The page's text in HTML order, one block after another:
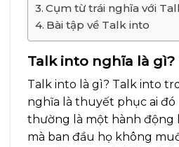
Cụm từ trái nghĩa với
Bài tập về Talk into
Talk into nghĩa là gì?
Talk into là gì? Talk into
nghĩa là thuyết phục ai đó
thường là một hành động
mà ban đầu họ không